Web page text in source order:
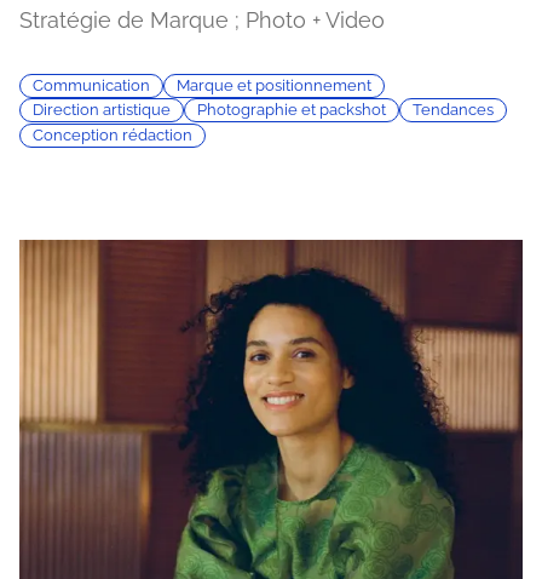
Stratégie de Marque ; Photo + Video
Communication
Marque et positionnement
Direction artistique
Photographie et packshot
Tendances
Conception rédaction